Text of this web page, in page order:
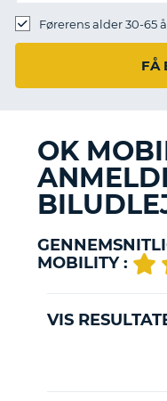
Førerens alder 30-65
FÅ
OK
MOBILITY :
VIS